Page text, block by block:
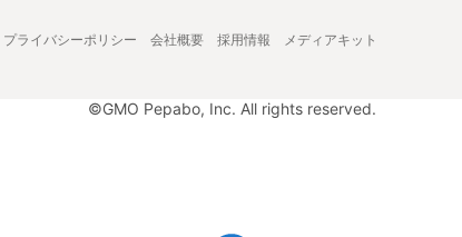
プライバシーポリシー 会社概要 採用情報 メディアキット
©GMO Pepabo, Inc. All rights reserved.